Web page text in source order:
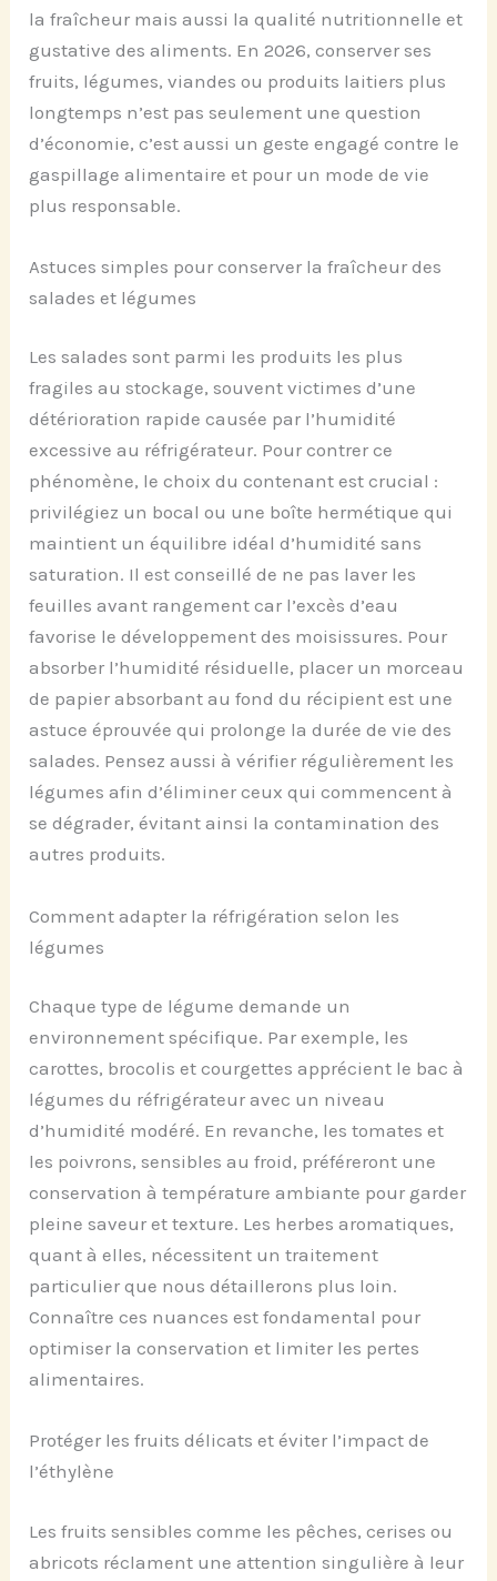
la fraîcheur mais aussi la qualité nutritionnelle et
gustative des aliments. En 2026, conserver ses
fruits, légumes, viandes ou produits laitiers plus
longtemps n’est pas seulement une question
d’économie, c’est aussi un geste engagé contre le
gaspillage alimentaire et pour un mode de vie
plus responsable.
Astuces simples pour conserver la fraîcheur des
salades et légumes
Les salades sont parmi les produits les plus
fragiles au stockage, souvent victimes d’une
détérioration rapide causée par l’humidité
excessive au réfrigérateur. Pour contrer ce
phénomène, le choix du contenant est crucial :
privilégiez un bocal ou une boîte hermétique qui
maintient un équilibre idéal d’humidité sans
saturation. Il est conseillé de ne pas laver les
feuilles avant rangement car l’excès d’eau
favorise le développement des moisissures. Pour
absorber l’humidité résiduelle, placer un morceau
de papier absorbant au fond du récipient est une
astuce éprouvée qui prolonge la durée de vie des
salades. Pensez aussi à vérifier régulièrement les
légumes afin d’éliminer ceux qui commencent à
se dégrader, évitant ainsi la contamination des
autres produits.
Comment adapter la réfrigération selon les
légumes
Chaque type de légume demande un
environnement spécifique. Par exemple, les
carottes, brocolis et courgettes apprécient le bac à
légumes du réfrigérateur avec un niveau
d’humidité modéré. En revanche, les tomates et
les poivrons, sensibles au froid, préféreront une
conservation à température ambiante pour garder
pleine saveur et texture. Les herbes aromatiques,
quant à elles, nécessitent un traitement
particulier que nous détaillerons plus loin.
Connaître ces nuances est fondamental pour
optimiser la conservation et limiter les pertes
alimentaires.
Protéger les fruits délicats et éviter l’impact de
l’éthylène
Les fruits sensibles comme les pêches, cerises ou
abricots réclament une attention singulière à leur